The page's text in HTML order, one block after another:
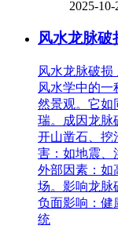
2025-10-
风水龙脉破
风水龙脉破损
风水学中的一
然景观。它如
瑞。成因龙脉
开山凿石、挖
害：如地震、
外部因素：如
场。影响龙脉
负面影响：健
统